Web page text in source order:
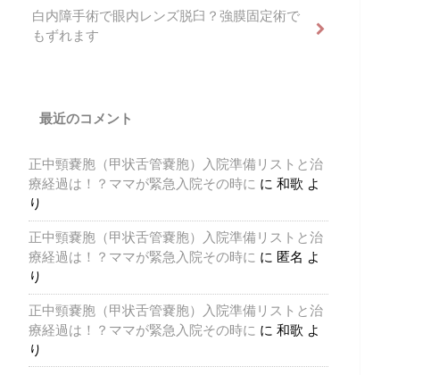
白内障手術で眼内レンズ脱臼？強膜固定術で
もずれます
最近のコメント
正中頸嚢胞（甲状舌管嚢胞）入院準備リストと治
療経過は！？ママが緊急入院その時に に 和歌 よ
り
正中頸嚢胞（甲状舌管嚢胞）入院準備リストと治
療経過は！？ママが緊急入院その時に に 匿名 よ
り
正中頸嚢胞（甲状舌管嚢胞）入院準備リストと治
療経過は！？ママが緊急入院その時に に 和歌 よ
り